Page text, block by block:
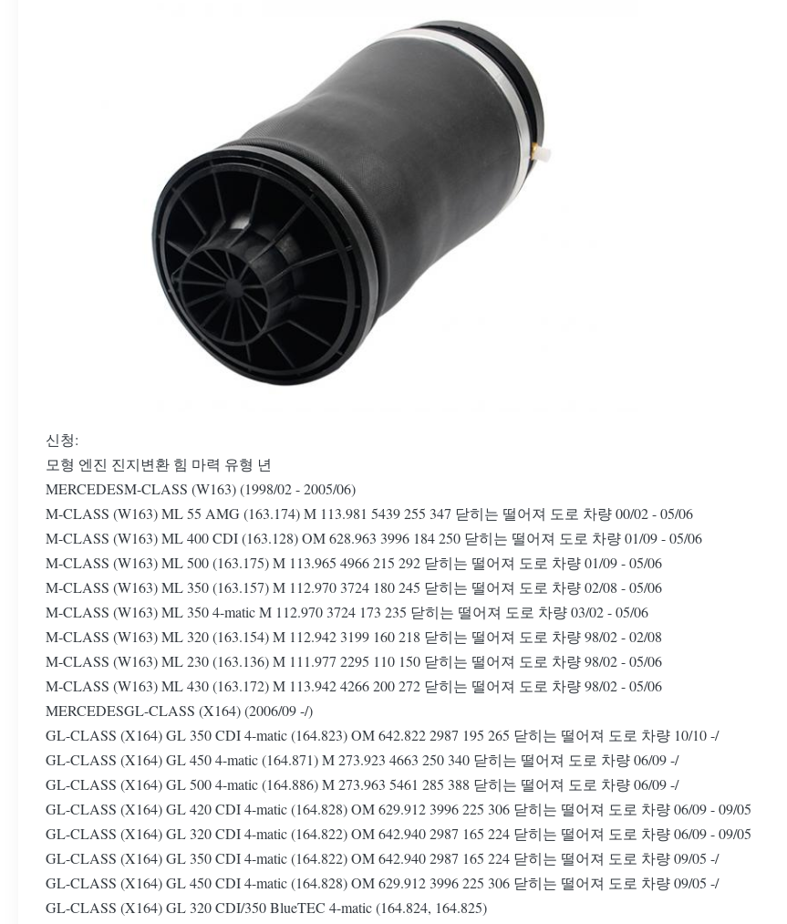
신청:
모형 엔진 진지변환 힘 마력 유형 년
MERCEDESM-CLASS (W163) (1998/02 - 2005/06)
M-CLASS (W163) ML 55 AMG (163.174) M 113.981 5439 255 347 닫히는 떨어져 도로 차량 00/02 - 05/06
M-CLASS (W163) ML 400 CDI (163.128) OM 628.963 3996 184 250 닫히는 떨어져 도로 차량 01/09 - 05/06
M-CLASS (W163) ML 500 (163.175) M 113.965 4966 215 292 닫히는 떨어져 도로 차량 01/09 - 05/06
M-CLASS (W163) ML 350 (163.157) M 112.970 3724 180 245 닫히는 떨어져 도로 차량 02/08 - 05/06
M-CLASS (W163) ML 350 4-matic M 112.970 3724 173 235 닫히는 떨어져 도로 차량 03/02 - 05/06
M-CLASS (W163) ML 320 (163.154) M 112.942 3199 160 218 닫히는 떨어져 도로 차량 98/02 - 02/08
M-CLASS (W163) ML 230 (163.136) M 111.977 2295 110 150 닫히는 떨어져 도로 차량 98/02 - 05/06
M-CLASS (W163) ML 430 (163.172) M 113.942 4266 200 272 닫히는 떨어져 도로 차량 98/02 - 05/06
MERCEDESGL-CLASS (X164) (2006/09 -/)
GL-CLASS (X164) GL 350 CDI 4-matic (164.823) OM 642.822 2987 195 265 닫히는 떨어져 도로 차량 10/10 -/
GL-CLASS (X164) GL 450 4-matic (164.871) M 273.923 4663 250 340 닫히는 떨어져 도로 차량 06/09 -/
GL-CLASS (X164) GL 500 4-matic (164.886) M 273.963 5461 285 388 닫히는 떨어져 도로 차량 06/09 -/
GL-CLASS (X164) GL 420 CDI 4-matic (164.828) OM 629.912 3996 225 306 닫히는 떨어져 도로 차량 06/09 - 09/05
GL-CLASS (X164) GL 320 CDI 4-matic (164.822) OM 642.940 2987 165 224 닫히는 떨어져 도로 차량 06/09 - 09/05
GL-CLASS (X164) GL 350 CDI 4-matic (164.822) OM 642.940 2987 165 224 닫히는 떨어져 도로 차량 09/05 -/
GL-CLASS (X164) GL 450 CDI 4-matic (164.828) OM 629.912 3996 225 306 닫히는 떨어져 도로 차량 09/05 -/
GL-CLASS (X164) GL 320 CDI/350 BlueTEC 4-matic (164.824, 164.825)